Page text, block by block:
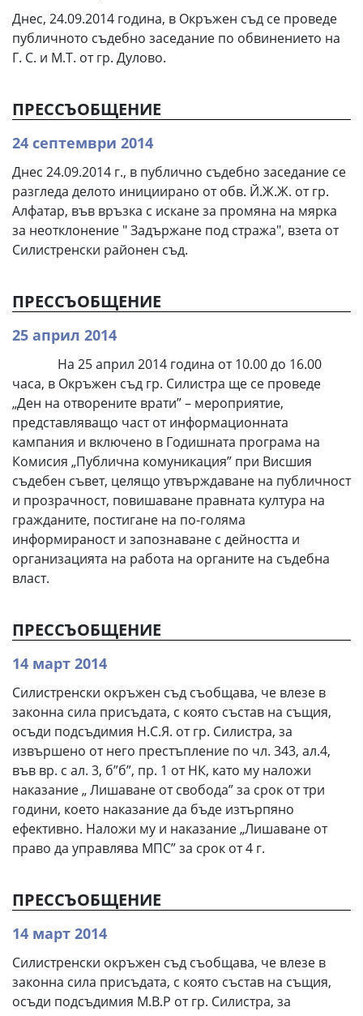
Днес, 24.09.2014 година, в Окръжен съд се проведе
публичното съдебно заседание по обвинението на
Г. С. и М.Т. от гр. Дулово.
ПРЕССЪОБЩЕНИЕ
24 септември 2014
Днес 24.09.2014 г., в публично съдебно заседание се
разгледа делото инициирано от обв. Й.Ж.Ж. от гр.
Алфатар, във връзка с искане за промяна на мярка
за неотклонение " Задържане под стража", взета от
Силистренски районен съд.
ПРЕССЪОБЩЕНИЕ
25 април 2014
На 25 април 2014 година от 10.00 до 16.00
часа, в Окръжен съд гр. Силистра ще се проведе
„Ден на отворените врати” – мероприятие,
представляващо част от информационната
кампания и включено в Годишната програма на
Комисия „Публична комуникация” при Висшия
съдебен съвет, целящо утвърждаване на публичност
и прозрачност, повишаване правната култура на
гражданите, постигане на по-голяма
информираност и запознаване с дейността и
организацията на работа на органите на съдебна
власт.
ПРЕССЪОБЩЕНИЕ
14 март 2014
Силистренски окръжен съд съобщава, че влезе в
законна сила присъдата, с която състав на същия,
осъди подсъдимия Н.С.Я. от гр. Силистра, за
извършено от него престъпление по чл. 343, ал.4,
във вр. с ал. 3, б”б”, пр. 1 от НК, като му наложи
наказание „ Лишаване от свобода” за срок от три
години, което наказание да бъде изтърпяно
ефективно. Наложи му и наказание „Лишаване от
право да управлява МПС” за срок от 4 г.
ПРЕССЪОБЩЕНИЕ
14 март 2014
Силистренски окръжен съд съобщава, че влезе в
законна сила присъдата, с която състав на същия,
осъди подсъдимия М.В.Р от гр. Силистра, за